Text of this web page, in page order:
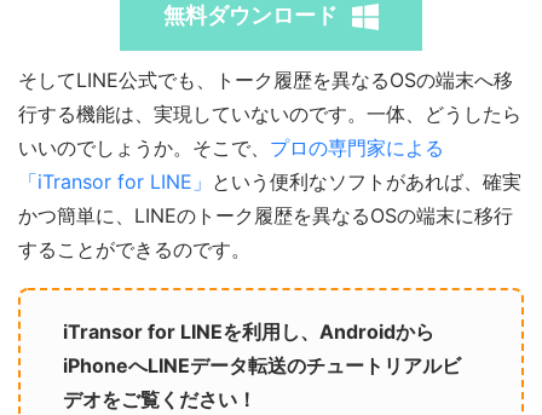
無料ダウンロード
そしてLINE公式でも、トーク履歴を異なるOSの端末へ移
行する機能は、実現していないのです。一体、どうしたら
いいのでしょうか。そこで、 プロの専門家による
「iTransor for LINE」 という便利なソフトがあれば、確実
かつ簡単に、LINEのトーク履歴を異なるOSの端末に移行
することができるのです。
iTransor for LINEを利用し、Androidから
iPhoneへLINEデータ転送のチュートリアルビ
デオをご覧ください！